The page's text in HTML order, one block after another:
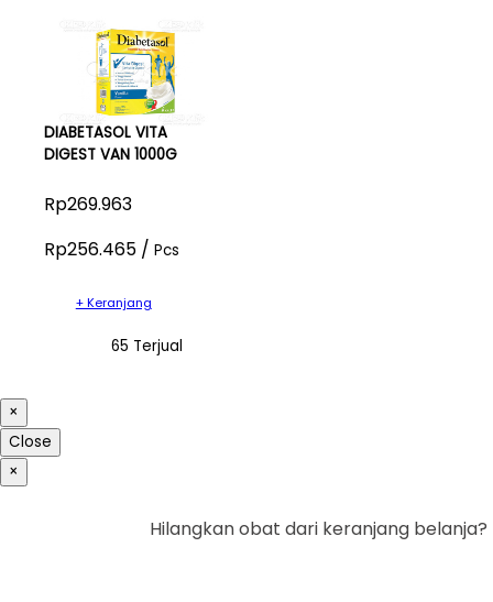
DIABETASOL VITA
DIGEST VAN 1000G
Rp269.963
Rp256.465 / Pcs
+ Keranjang
65 Terjual
×
Close
×
Hilangkan obat dari keranjang belanja?